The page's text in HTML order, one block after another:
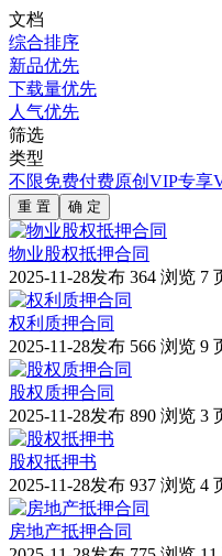
文档
综合排序
新品优先
下载量优先
人气优先
筛选
类型
不限免费付费原创 VIP专享
重 置 确 定
物业股权抵押合同
2025-11-28发布 364 浏览 7
权利质押合同
2025-11-28发布 566 浏览 9
股权质押合同
2025-11-28发布 890 浏览 3
股权抵押书
2025-11-28发布 937 浏览 4
房地产抵押合同